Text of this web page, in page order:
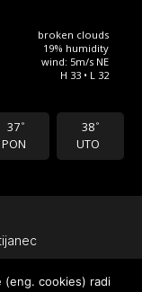
broken clouds
19% humidity
wind: 5m/s NE
H 33 • L 32
37 °
PON
38 °
UTO
(eng. cookies) radi